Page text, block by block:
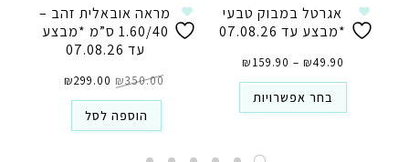
אגרטל במבוק טבעי
*מבצע עד 07.08.26
₪49.90
–
₪159.90 מחירים:
עד
בחר אפשרויות
מראה אובאלית זהב –
1.60/40 ס”מ *מבצע
עד 07.08.26
₪350.00 המקורי
היה:
₪350.00.
₪299.00 הנוכחי
הוא:
הוספה לסל